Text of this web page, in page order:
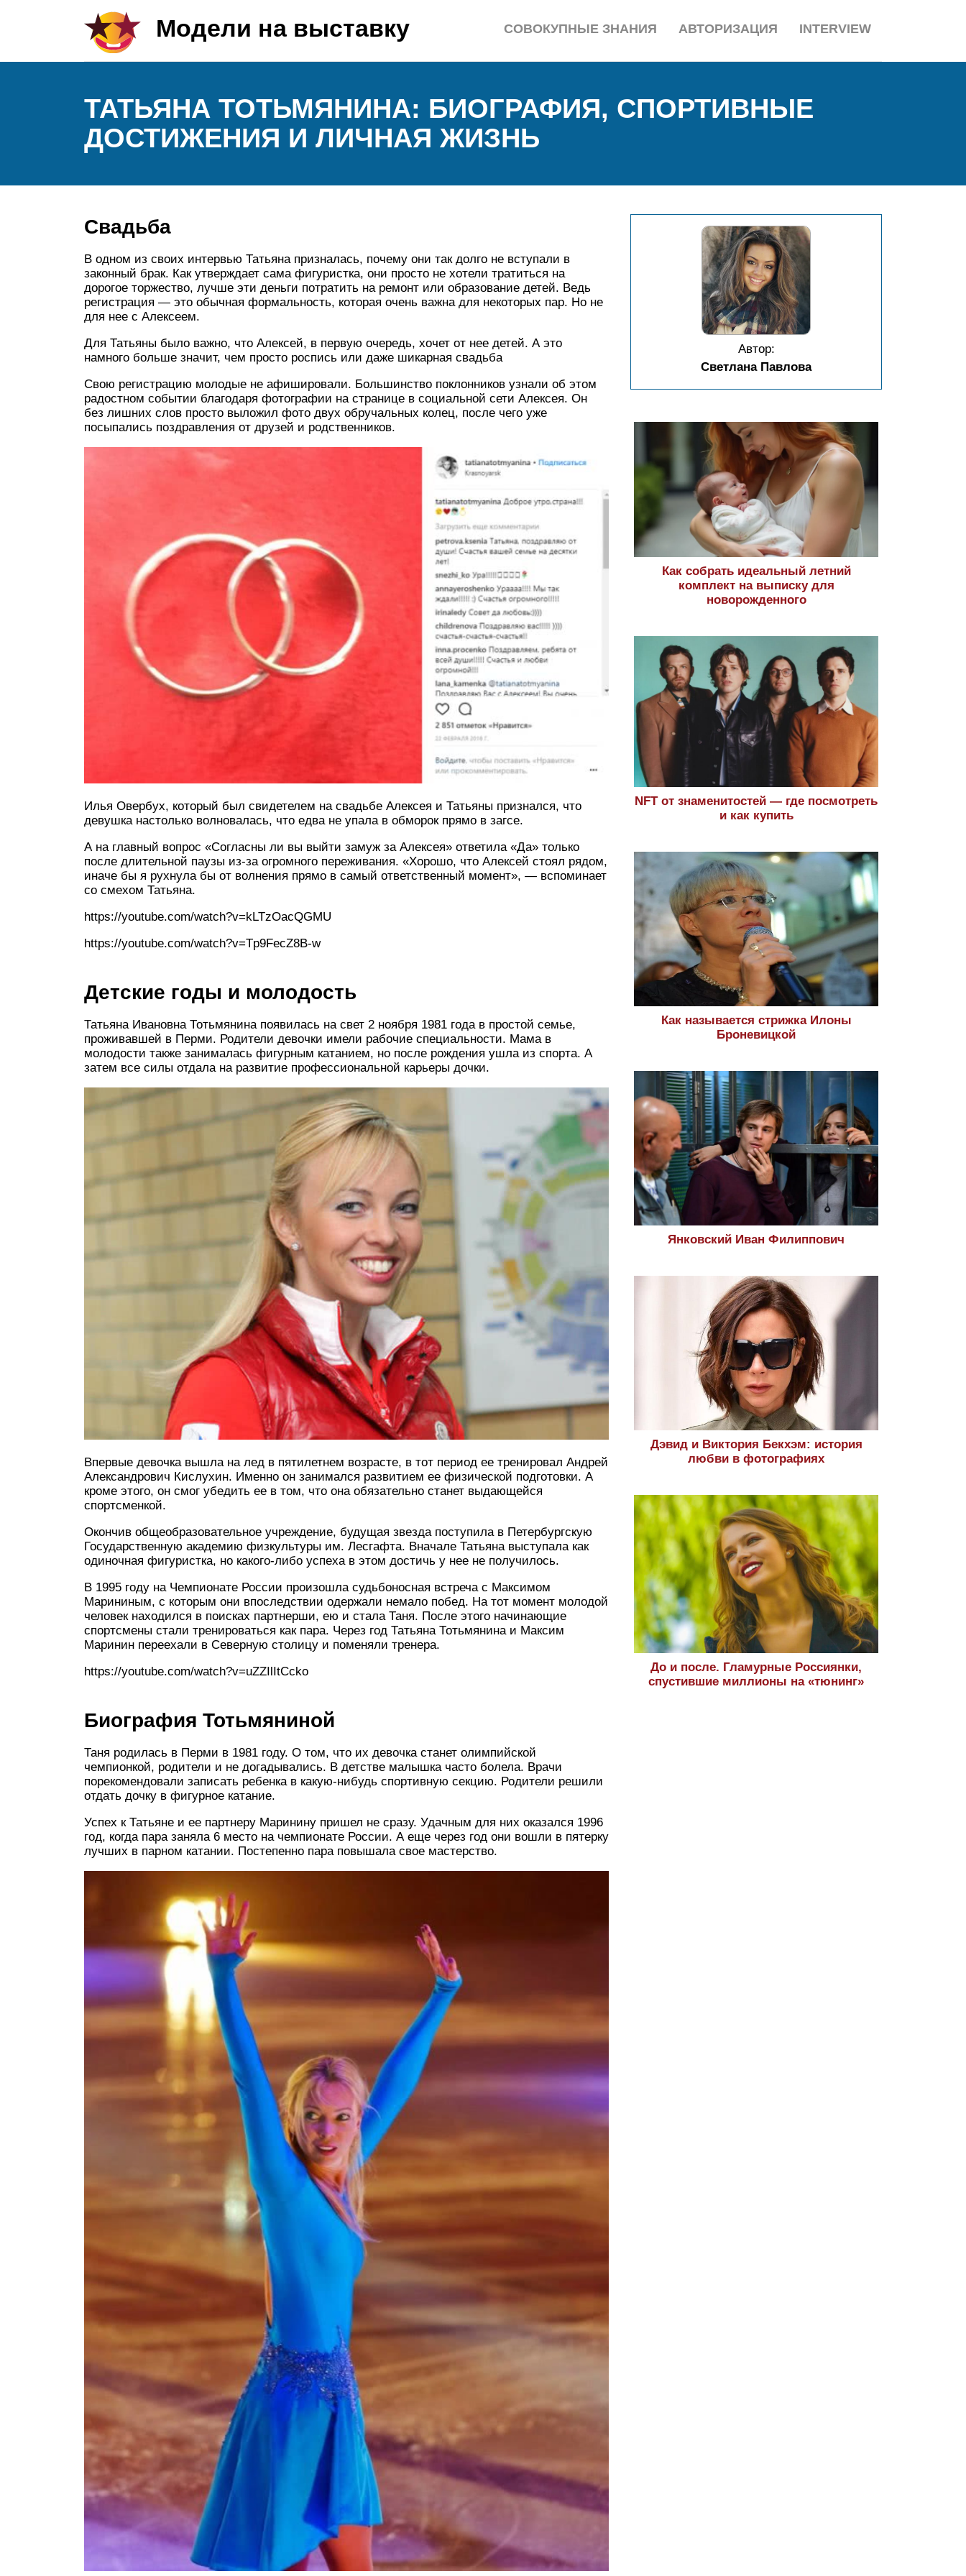
Модели на выставку INTERVIEW
АВТОРИЗАЦИЯ
СОВОКУПНЫЕ ЗНАНИЯ
ТАТЬЯНА ТОТЬМЯНИНА: БИОГРАФИЯ, СПОРТИВНЫЕ
ДОСТИЖЕНИЯ И ЛИЧНАЯ ЖИЗНЬ
Свадьба
В одном из своих интервью Татьяна призналась, почему они так долго не вступали в
законный брак. Как утверждает сама фигуристка, они просто не хотели тратиться на
дорогое торжество, лучше эти деньги потратить на ремонт или образование детей. Ведь
регистрация — это обычная формальность, которая очень важна для некоторых пар. Но не
для нее с Алексеем.
Для Татьяны было важно, что Алексей, в первую очередь, хочет от нее детей. А это
намного больше значит, чем просто роспись или даже шикарная свадьба
Свою регистрацию молодые не афишировали. Большинство поклонников узнали об этом
радостном событии благодаря фотографии на странице в социальной сети Алексея. Он
без лишних слов просто выложил фото двух обручальных колец, после чего уже
посыпались поздравления от друзей и родственников.
Илья Овербух, который был свидетелем на свадьбе Алексея и Татьяны признался, что
девушка настолько волновалась, что едва не упала в обморок прямо в загсе.
А на главный вопрос «Согласны ли вы выйти замуж за Алексея» ответила «Да» только
после длительной паузы из-за огромного переживания. «Хорошо, что Алексей стоял рядом,
иначе бы я рухнула бы от волнения прямо в самый ответственный момент», — вспоминает
со смехом Татьяна.
https://youtube.com/watch?v=kLTzOacQGMU
https://youtube.com/watch?v=Tp9FecZ8B-w
Детские годы и молодость
Татьяна Ивановна Тотьмянина появилась на свет 2 ноября 1981 года в простой семье,
проживавшей в Перми. Родители девочки имели рабочие специальности. Мама в
молодости также занималась фигурным катанием, но после рождения ушла из спорта. А
затем все силы отдала на развитие профессиональной карьеры дочки.
Впервые девочка вышла на лед в пятилетнем возрасте, в тот период ее тренировал Андрей
Александрович Кислухин. Именно он занимался развитием ее физической подготовки. А
кроме этого, он смог убедить ее в том, что она обязательно станет выдающейся
спортсменкой.
Окончив общеобразовательное учреждение, будущая звезда поступила в Петербургскую
Государственную академию физкультуры им. Лесгафта. Вначале Татьяна выступала как
одиночная фигуристка, но какого-либо успеха в этом достичь у нее не получилось.
В 1995 году на Чемпионате России произошла судьбоносная встреча с Максимом
Марининым, с которым они впоследствии одержали немало побед. На тот момент молодой
человек находился в поисках партнерши, ею и стала Таня. После этого начинающие
спортсмены стали тренироваться как пара. Через год Татьяна Тотьмянина и Максим
Маринин переехали в Северную столицу и поменяли тренера.
https://youtube.com/watch?v=uZZIlItCcko
Биография Тотьмяниной
Таня родилась в Перми в 1981 году. О том, что их девочка станет олимпийской
чемпионкой, родители и не догадывались. В детстве малышка часто болела. Врачи
порекомендовали записать ребенка в какую-нибудь спортивную секцию. Родители решили
отдать дочку в фигурное катание.
Успех к Татьяне и ее партнеру Маринину пришел не сразу. Удачным для них оказался 1996
год, когда пара заняла 6 место на чемпионате России. А еще через год они вошли в пятерку
лучших в парном катании. Постепенно пара повышала свое мастерство.
Автор:
Светлана Павлова
Как собрать идеальный летний
комплект на выписку для
новорожденного
NFT от знаменитостей — где посмотреть
и как купить
Как называется стрижка Илоны
Броневицкой
Янковский Иван Филиппович
Дэвид и Виктория Бекхэм: история
любви в фотографиях
До и после. Гламурные Россиянки,
спустившие миллионы на «тюнинг»